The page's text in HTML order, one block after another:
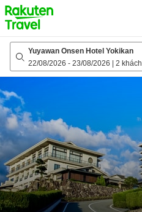
to
top
page
Yuyawan Onsen Hotel Yokikan
22/08/2026 - 23/08/2026 2 khách